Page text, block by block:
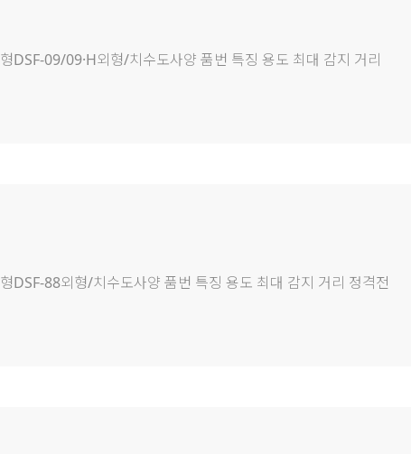
DSF-09/09·H외형/치수도사양 품번 특징 용도 최대 감지 거리
DSF-88외형/치수도사양 품번 특징 용도 최대 감지 거리 정격전